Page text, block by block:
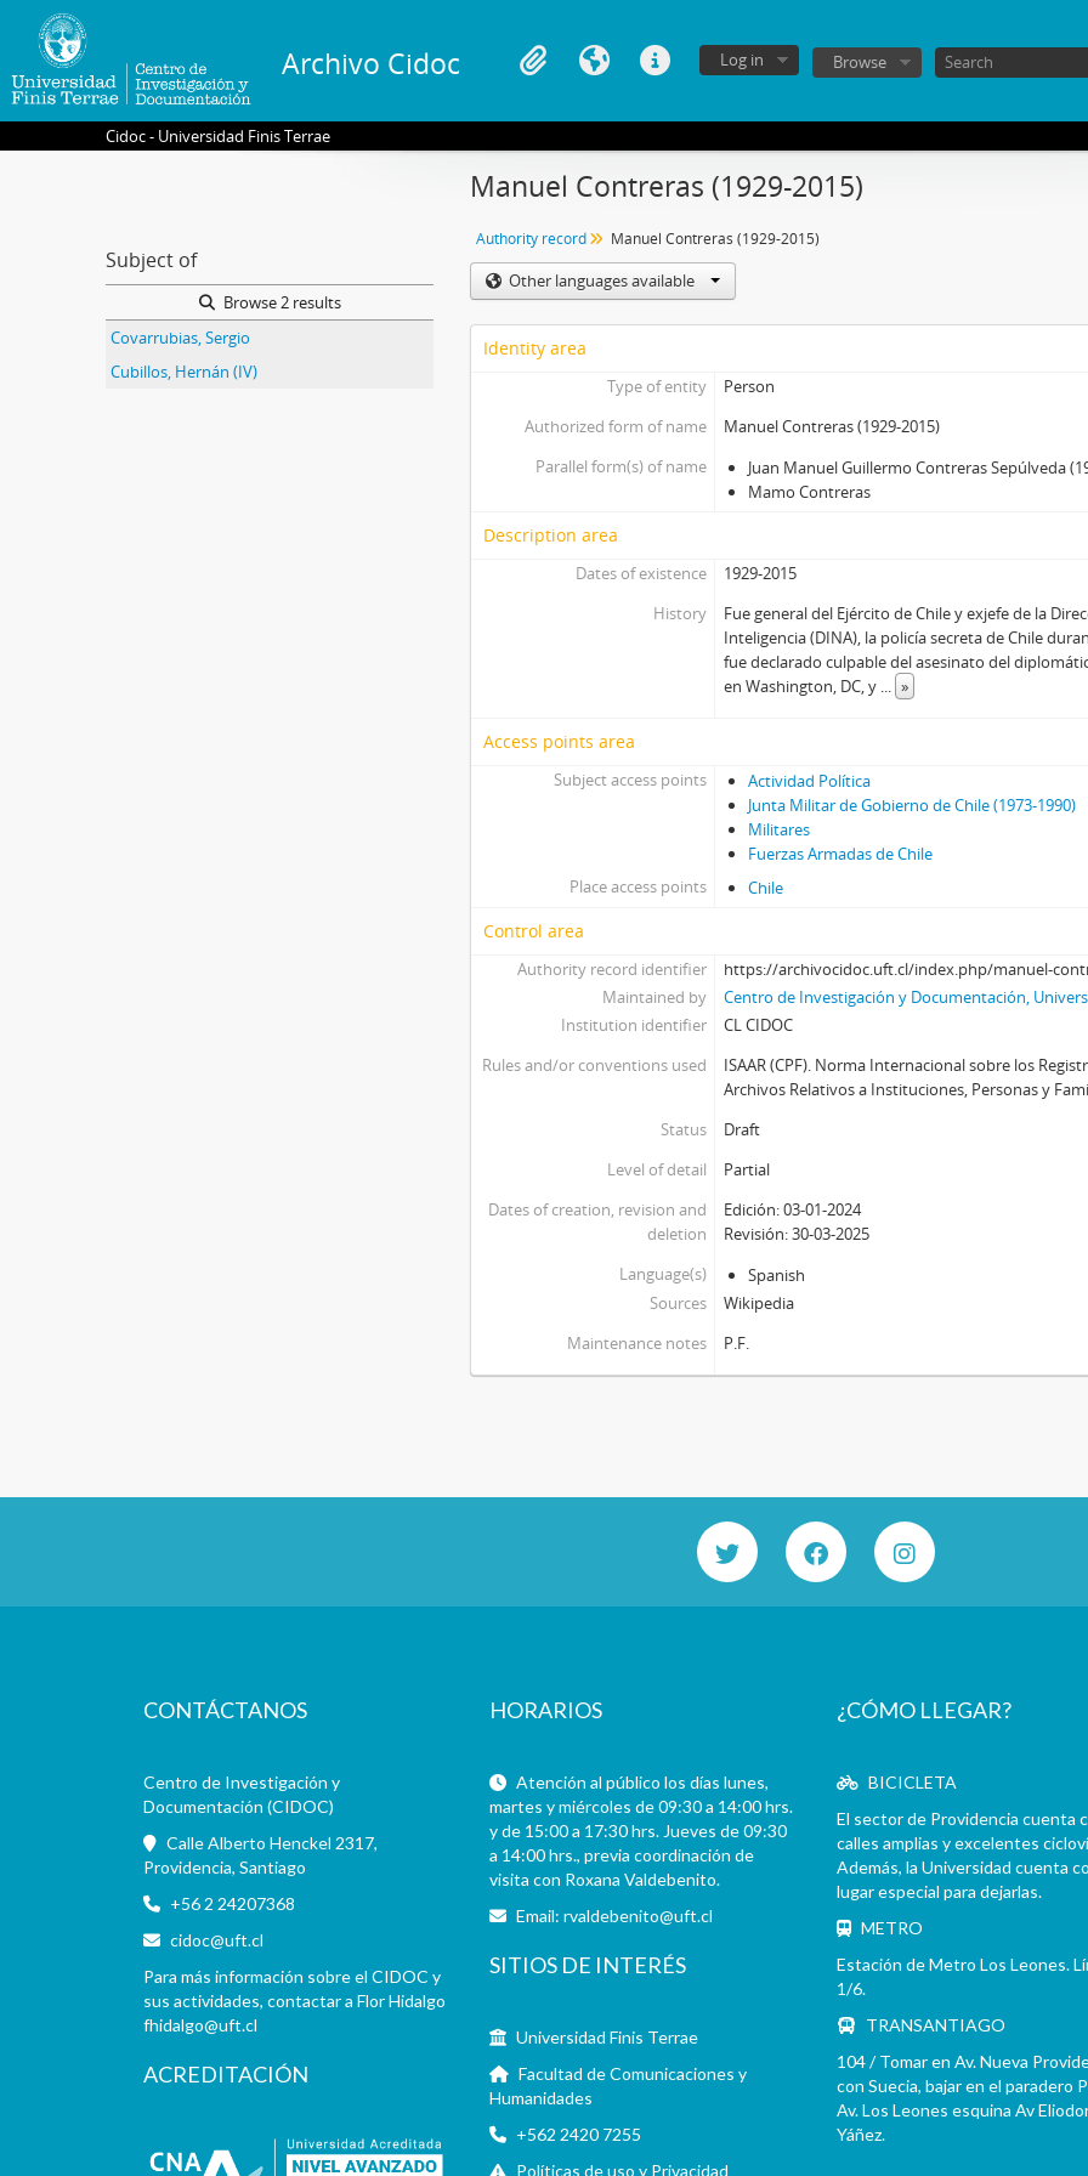
Archivo Cidoc Log in Browse
Cidoc - Universidad Finis Terrae
Subject of
Browse 2 results
Covarrubias, Sergio
Cubillos, Hernán (IV)
Manuel Contreras (1929-2015)
Authority record Manuel Contreras (1929-2015)
Other languages available
Identity area
Type of entity
Person
Authorized form of name
Manuel Contreras (1929-2015)
Parallel form(s) of name
Juan Manuel Guillermo Contreras Sepúlveda
Mamo Contreras
Description area
Dates of existence
1929-2015
History
Fue general del Ejército de Chile y exjefe de la
Inteligencia (DINA), la policía secreta de Chile
fue declarado culpable del asesinato del
en Washington, DC, y ... »
Access points area
Subject access points
Actividad Política
Junta Militar de Gobierno de Chile (1973-1990)
Militares
Fuerzas Armadas de Chile
Place access points
Chile
Control area
Authority record identifier
https://archivocidoc.uft.cl/index.php/manuel-
Maintained by
Centro de Investigación y Documentación,
Institution identifier
CL CIDOC
Rules and/or conventions used
ISAAR (CPF). Norma Internacional sobre los
Archivos Relativos a Instituciones, Personas y
Status
Draft
Level of detail
Partial
Dates of creation, revision and
deletion
Edición: 03-01-2024
Revisión: 30-03-2025
Language(s)
Spanish
Sources
Wikipedia
Maintenance notes
P.F.
CONTÁCTANOS
Centro de Investigación y
Documentación (CIDOC)
Calle Alberto Henckel 2317,
Providencia, Santiago
+56 2 24207368
cidoc@uft.cl
Para más información sobre el CIDOC y
sus actividades, contactar a Flor Hidalgo
fhidalgo@uft.cl
ACREDITACIÓN
HORARIOS
Atención al público los días lunes,
martes y miércoles de 09:30 a 14:00 hrs.
y de 15:00 a 17:30 hrs. Jueves de 09:30
a 14:00 hrs., previa coordinación de
visita con Roxana Valdebenito.
Email:rvaldebenito@uft.cl
SITIOS DE INTERÉS
Universidad Finis Terrae
Facultad de Comunicaciones y
Humanidades
+562 2420 7255
Políticas de uso y Privacidad
¿CÓMO LLEGAR?
BICICLETA
El sector de Providencia cuenta
calles amplias y excelentes
Además, la Universidad cuenta
lugar especial para dejarlas.
METRO
Estación de Metro Los Leones.
1/6.
TRANSANTIAGO
104 / Tomar en Av. Nueva
con Suecia, bajar en el paradero
Av. Los Leones esquina Av
Yáñez.